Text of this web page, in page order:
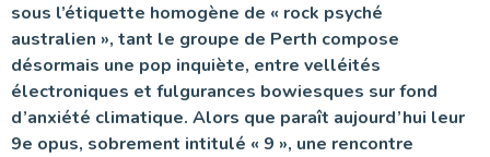
sous l’étiquette homogène de « rock psyché
australien », tant le groupe de Perth compose
désormais une pop inquiète, entre velléités
électroniques et fulgurances bowiesques sur fond
d’anxiété climatique. Alors que paraît aujourd’hui leur
9e opus, sobrement intitulé « 9 », une rencontre